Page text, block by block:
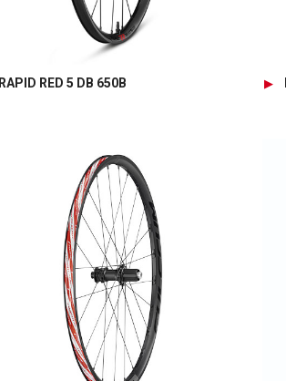
RAPID RED 5 DB 650B